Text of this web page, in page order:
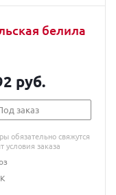
белила
руб.
заказ
обязательно свяжутся
условия заказа